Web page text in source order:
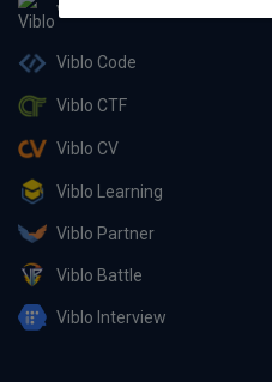
Viblo
Viblo Code
Viblo CTF
Viblo CV
Viblo Learning
Viblo Partner
Viblo Battle
Viblo Interview